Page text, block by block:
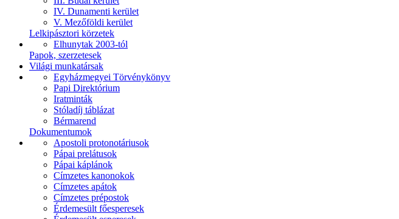
IV. Dunamenti kerület
V. Mezőföldi kerület
Lelkipásztori körzetek
Elhunytak 2003-tól
Papok, szerzetesek
Világi munkatársak
Egyházmegyei Törvénykönyv
Papi Direktórium
Iratminták
Stóladíj táblázat
Bérmarend
Dokumentumok
Apostoli protonotáriusok
Pápai prelátusok
Pápai káplánok
Címzetes kanonokok
Címzetes apátok
Címzetes prépostok
Érdemesült főesperesek